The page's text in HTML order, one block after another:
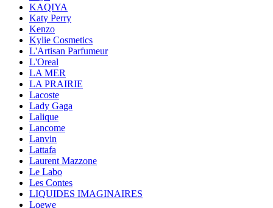
KAQIYA
Katy Perry
Kenzo
Kylie Cosmetics
L'Artisan Parfumeur
L'Oreal
LA MER
LA PRAIRIE
Lacoste
Lady Gaga
Lalique
Lancome
Lanvin
Lattafa
Laurent Mazzone
Le Labo
Les Contes
LIQUIDES IMAGINAIRES
Loewe